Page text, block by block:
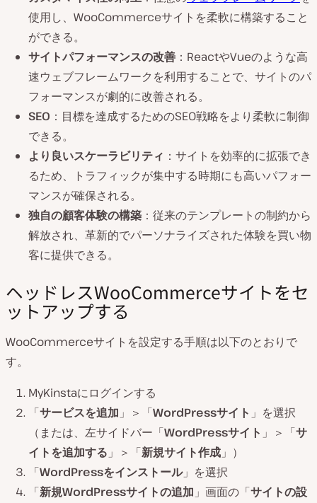
使用し、WooCommerceサイトを柔軟に構築すること
ができる。
サイトパフォーマンスの改善 ：ReactやVueのような高
速ウェブフレームワークを利用することで、サイトのパ
フォーマンスが劇的に改善される。
SEO ：目標を達成するためのSEO戦略をより柔軟に制御
できる。
より良いスケーラビリティ ：サイトを効率的に拡張でき
るため、トラフィックが集中する時期にも高いパフォー
マンスが確保される。
独自の顧客体験の構築 ：従来のテンプレートの制約から
解放され、革新的でパーソナライズされた体験を買い物
客に提供できる。
ヘッドレスWooCommerceサイトをセ
ットアップする
WooCommerceサイトを設定する手順は以下のとおりで
す。
MyKinstaにログインする
「サービスを追加 」＞「WordPressサイト 」を選択
（または、左サイドバー「WordPressサイト 」＞「サ
イトを追加する 」＞「新規サイト作成 」）
「WordPressをインストール」を選択
「新規WordPressサイトの追加 」画面の「サイトの設